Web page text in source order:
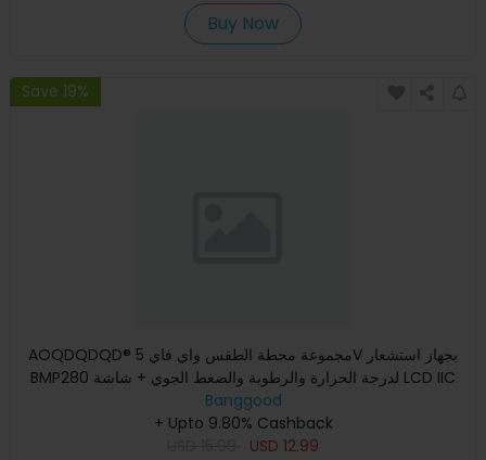
Buy Now
Save 19%
AOQDQDQD® مجموعة محطة الطقس واي فاي 5V بجهاز استشعار
BMP280 لدرجة الحرارة والرطوبة والضغط الجوي + شاشة LCD IIC
OLED 0.96
Banggood
+ Upto 9.80% Cashback
USD 12.99